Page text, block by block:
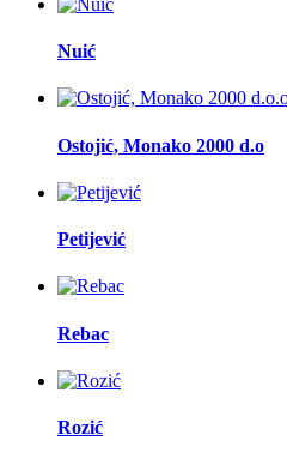
Nuić
Ostojić, Monako 2000 d.o
Petijević
Rebac
Rozić